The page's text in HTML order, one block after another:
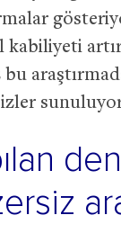
kabiliyeti